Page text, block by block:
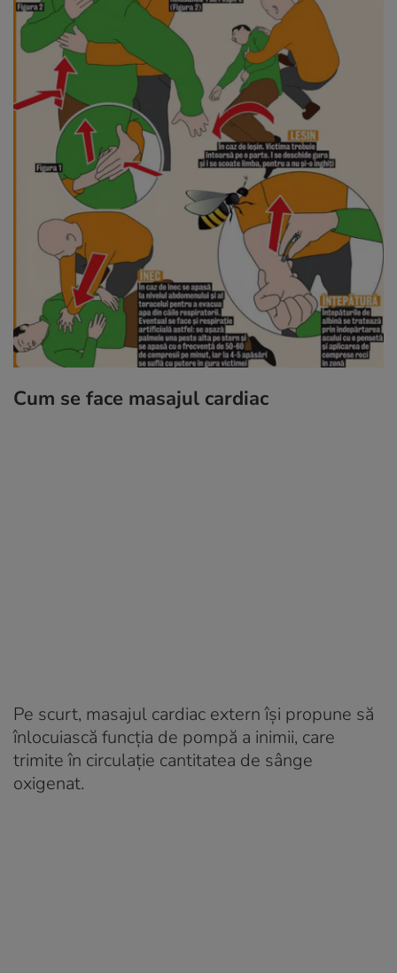
Cum se face masajul cardiac
Pe scurt, masajul cardiac extern își propune să
înlocuiască funcția de pompă a inimii, care
trimite în circulație cantitatea de sânge
oxigenat.